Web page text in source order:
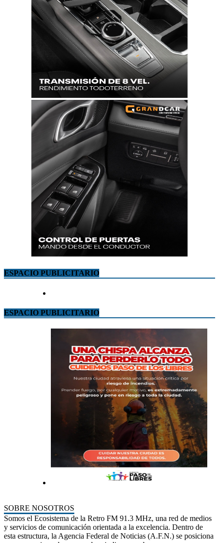
ESPACIO PUBLICITARIO
ESPACIO PUBLICITARIO
SOBRE NOSOTROS
Somos el Ecosistema de la Retro FM 91.3 MHz, una red de medios
y servicios de comunicación orientada a la excelencia. Dentro de
esta estructura, la Agencia Federal de Noticias (A.F.N.) se posiciona